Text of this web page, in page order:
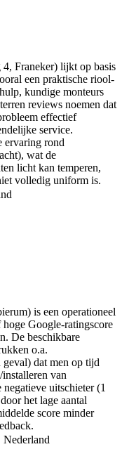
Franeker) lijkt op basis
een praktische riool-
kundige monteurs
reviews noemen dat
effectief
service.
ervaring rond
wat de
licht kan temperen,
volledig uniform is.
is een operationeel
Google-ratingscore
De beschikbare
o.a.
dat men op tijd
van
uitschieter (1
het lage aantal
score minder